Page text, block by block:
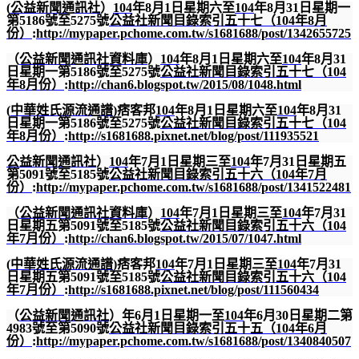
(公益新聞通訊社） 104年8月 1 日星期六至104年8月 31 日星期一
第5186號至5275號公益社新聞目錄索引五十七（104年8月
份） :http://mypaper.pchome.com.tw/s1681688/post/1342655725
（公益新聞通訊社資料庫） 104年8月 1 日星期六至104年8月 31
日星期一第5186號至5275號公益社新聞目錄索引五十七（104
年8月份） :http://chan6.blogspot.tw/2015/08/1048.html
(中華姓氏源流通譜)痞客邦104年8月 1 日星期六至104年8月 31
日星期一第5186號至5275號公益社新聞目錄索引五十七（104
年8月份） :http://s1681688.pixnet.net/blog/post/111935521
公益新聞通訊社） 104年7月 1 日星期三至104年7月 31 日星期五
第5091號至5185號公益社新聞目錄索引五十六（104年7月
份） :http://mypaper.pchome.com.tw/s1681688/post/1341522481
（公益新聞通訊社資料庫） 104年7月 1 日星期三至104年7月 31
日星期五第5091號至5185號公益社新聞目錄索引五十六（104
年7月份） :http://chan6.blogspot.tw/2015/07/1047.html
(中華姓氏源流通譜)痞客邦104年7月 1 日星期三至104年7月 31
日星期五第5091號至5185號公益社新聞目錄索引五十六（104
年7月份） :http://s1681688.pixnet.net/blog/post/111560434
（公益新聞通訊社）年6月 1 日星期一至104年6月 30 日星期二第
4983號至第5090號公益社新聞目錄索引五十五（104年6月
份） :http://mypaper.pchome.com.tw/s1681688/post/1340840507